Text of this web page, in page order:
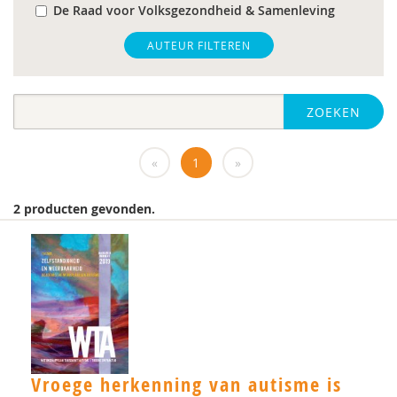
De Raad voor Volksgezondheid & Samenleving
gz-psycholoog
https://www.openbaaronderwijs.nu/
Marieke-Beltman
MSc
MSc.
N.G.A. Tak
PhD
Rotterdam
AUTEUR FILTEREN
ZOEKEN
« 1 »
2 producten gevonden.
Vroege herkenning van autisme is